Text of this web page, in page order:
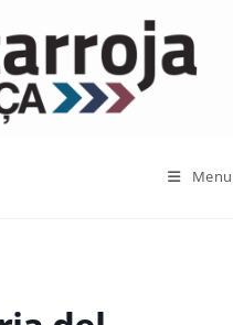
Menu